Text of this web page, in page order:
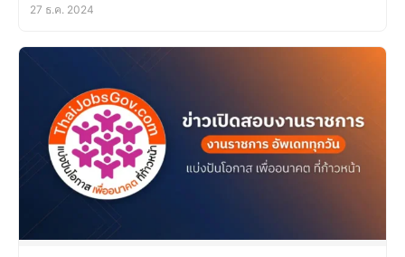
27 ธ.ค. 2024